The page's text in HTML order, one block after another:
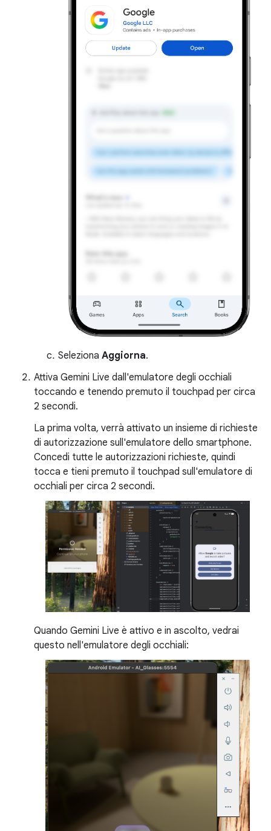
Seleziona Aggiorna.
Attiva Gemini Live dall'emulatore degli occhiali
toccando e tenendo premuto il touchpad per circa
2 secondi.
La prima volta, verrà attivato un insieme di richieste
di autorizzazione sull'emulatore dello smartphone.
Concedi tutte le autorizzazioni richieste, quindi
tocca e tieni premuto il touchpad sull'emulatore di
occhiali per circa 2 secondi.
Quando Gemini Live è attivo e in ascolto, vedrai
questo nell'emulatore degli occhiali: